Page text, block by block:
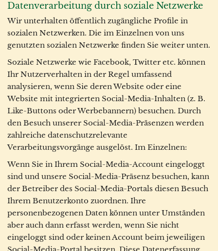
Datenverarbeitung durch soziale Netzwerke
Wir unterhalten öffentlich zugängliche Profile in
sozialen Netzwerken. Die im Einzelnen von uns
genutzten sozialen Netzwerke finden Sie weiter unten.
Soziale Netzwerke wie Facebook, Twitter etc. können
Ihr Nutzerverhalten in der Regel umfassend
analysieren, wenn Sie deren Website oder eine
Website mit integrierten Social-Media-Inhalten (z. B.
Like-Buttons oder Werbebannern) besuchen. Durch
den Besuch unserer Social-Media-Präsenzen werden
zahlreiche datenschutzrelevante
Verarbeitungsvorgänge ausgelöst. Im Einzelnen:
Wenn Sie in Ihrem Social-Media-Account eingeloggt
sind und unsere Social-Media-Präsenz besuchen, kann
der Betreiber des Social-Media-Portals diesen Besuch
Ihrem Benutzerkonto zuordnen. Ihre
personenbezogenen Daten können unter Umständen
aber auch dann erfasst werden, wenn Sie nicht
eingeloggt sind oder keinen Account beim jeweiligen